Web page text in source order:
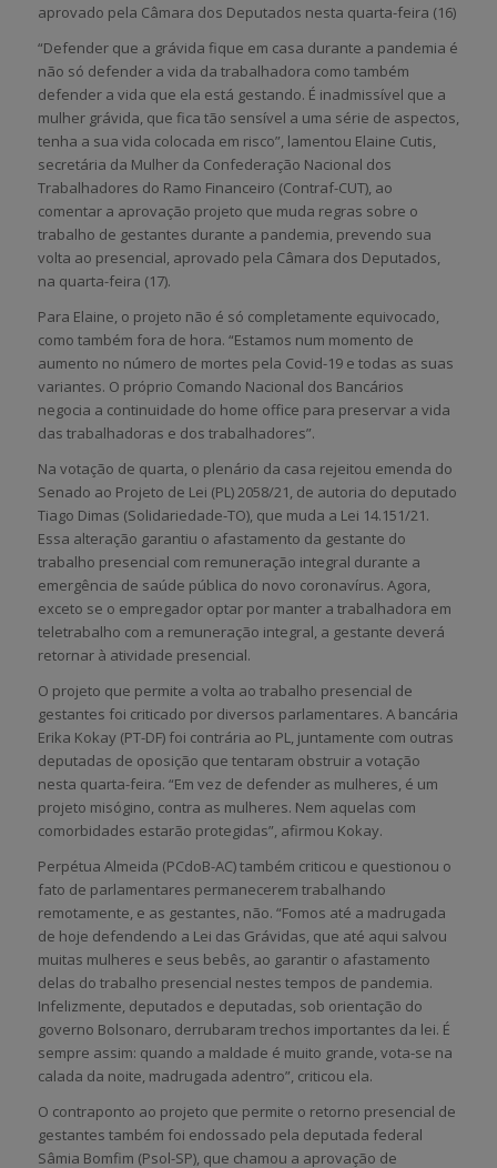
aprovado pela Câmara dos Deputados nesta quarta-feira (16)
“Defender que a grávida fique em casa durante a pandemia é
não só defender a vida da trabalhadora como também
defender a vida que ela está gestando. É inadmissível que a
mulher grávida, que fica tão sensível a uma série de aspectos,
tenha a sua vida colocada em risco”, lamentou Elaine Cutis,
secretária da Mulher da Confederação Nacional dos
Trabalhadores do Ramo Financeiro (Contraf-CUT), ao
comentar a aprovação projeto que muda regras sobre o
trabalho de gestantes durante a pandemia, prevendo sua
volta ao presencial, aprovado pela Câmara dos Deputados,
na quarta-feira (17).
Para Elaine, o projeto não é só completamente equivocado,
como também fora de hora. “Estamos num momento de
aumento no número de mortes pela Covid-19 e todas as suas
variantes. O próprio Comando Nacional dos Bancários
negocia a continuidade do home office para preservar a vida
das trabalhadoras e dos trabalhadores”.
Na votação de quarta, o plenário da casa rejeitou emenda do
Senado ao Projeto de Lei (PL) 2058/21, de autoria do deputado
Tiago Dimas (Solidariedade-TO), que muda a Lei 14.151/21.
Essa alteração garantiu o afastamento da gestante do
trabalho presencial com remuneração integral durante a
emergência de saúde pública do novo coronavírus. Agora,
exceto se o empregador optar por manter a trabalhadora em
teletrabalho com a remuneração integral, a gestante deverá
retornar à atividade presencial.
O projeto que permite a volta ao trabalho presencial de
gestantes foi criticado por diversos parlamentares. A bancária
Erika Kokay (PT-DF) foi contrária ao PL, juntamente com outras
deputadas de oposição que tentaram obstruir a votação
nesta quarta-feira. “Em vez de defender as mulheres, é um
projeto misógino, contra as mulheres. Nem aquelas com
comorbidades estarão protegidas”, afirmou Kokay.
Perpétua Almeida (PCdoB-AC) também criticou e questionou o
fato de parlamentares permanecerem trabalhando
remotamente, e as gestantes, não. “Fomos até a madrugada
de hoje defendendo a Lei das Grávidas, que até aqui salvou
muitas mulheres e seus bebês, ao garantir o afastamento
delas do trabalho presencial nestes tempos de pandemia.
Infelizmente, deputados e deputadas, sob orientação do
governo Bolsonaro, derrubaram trechos importantes da lei. É
sempre assim: quando a maldade é muito grande, vota-se na
calada da noite, madrugada adentro”, criticou ela.
O contraponto ao projeto que permite o retorno presencial de
gestantes também foi endossado pela deputada federal
Sâmia Bomfim (Psol-SP), que chamou a aprovação de